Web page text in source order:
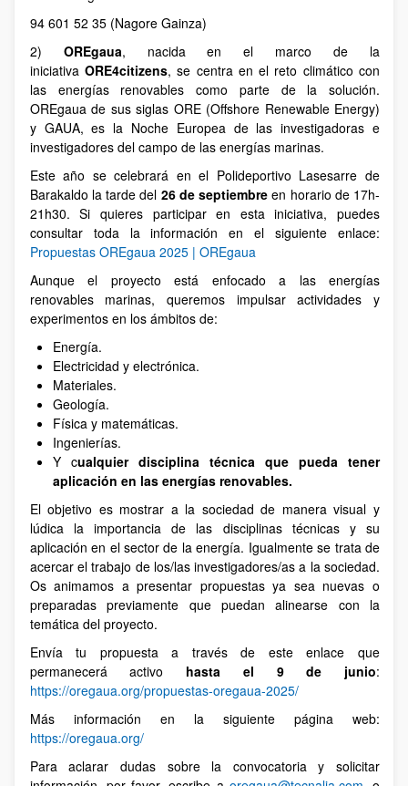
94 601 52 35 (Nagore Gainza)
2) OREgaua, nacida en el marco de la
iniciativaORE4citizens, se centra en el reto climático con
las energías renovables como parte de la solución.
OREgaua de sus siglas ORE (Offshore Renewable Energy)
y GAUA, es la Noche Europea de las investigadoras e
investigadores del campo de las energías marinas.
Este año se celebrará en el Polideportivo Lasesarre de
Barakaldo la tarde del 26 de septiembre en horario de 17h-
21h30. Si quieres participar en esta iniciativa, puedes
consultar toda la información en el siguiente enlace:
Propuestas OREgaua 2025 | OREgaua
Aunque el proyecto está enfocado a las energías
renovables marinas, queremos impulsar actividades y
experimentos en los ámbitos de:
Energía.
Electricidad y electrónica.
Materiales.
Geología.
Física y matemáticas.
Ingenierías.
Y cualquier disciplina técnica que pueda tener
aplicación en las energías renovables.
El objetivo es mostrar a la sociedad de manera visual y
lúdica la importancia de las disciplinas técnicas y su
aplicación en el sector de la energía. Igualmente se trata de
acercar el trabajo de los/las investigadores/as a la sociedad.
Os animamos a presentar propuestas ya sea nuevas o
preparadas previamente que puedan alinearse con la
temática del proyecto.
Envía tu propuesta a través de este enlace que
permanecerá activo hasta el 9 de junio:
https://oregaua.org/propuestas-oregaua-2025/
Más información en la siguiente página web:
https://oregaua.org/
Para aclarar dudas sobre la convocatoria y solicitar